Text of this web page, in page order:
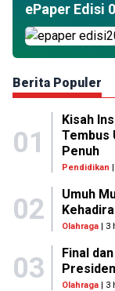
ePaper Edisi
Berita Populer
01
Kisah
Tembus
Penuh
Pendidikan
02
Umuh
Olahraga| 3
03
Final
Olahraga| 3